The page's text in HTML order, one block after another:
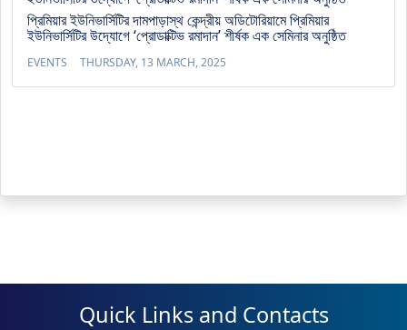
প্রিমিয়ার ইউনিভার্সিটির দামপাড়াস্থ কেন্দ্রীয় অডিটোরিয়ামে প্রিমিয়ার
ইউনিভার্সিটির উদ্যোগে ‘প্রোডাক্টিভ রমাদান’ শীর্ষক এক সেমিনার অনুষ্ঠিত
EVENTS THURSDAY, 13 MARCH, 2025
Quick Links and Contacts